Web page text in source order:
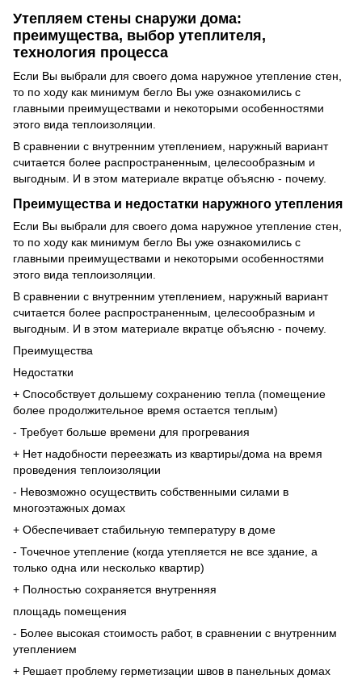
Утепляем стены снаружи дома:
преимущества, выбор утеплителя,
технология процесса
Если Вы выбрали для своего дома наружное утепление стен,
то по ходу как минимум бегло Вы уже ознакомились с
главными преимуществами и некоторыми особенностями
этого вида теплоизоляции.
В сравнении с внутренним утеплением, наружный вариант
считается более распространенным, целесообразным и
выгодным. И в этом материале вкратце объясню - почему.
Преимущества и недостатки наружного утепления
Если Вы выбрали для своего дома наружное утепление стен,
то по ходу как минимум бегло Вы уже ознакомились с
главными преимуществами и некоторыми особенностями
этого вида теплоизоляции.
В сравнении с внутренним утеплением, наружный вариант
считается более распространенным, целесообразным и
выгодным. И в этом материале вкратце объясню - почему.
Преимущества
Недостатки
+ Способствует дольшему сохранению тепла (помещение
более продолжительное время остается теплым)
- Требует больше времени для прогревания
+ Нет надобности переезжать из квартиры/дома на время
проведения теплоизоляции
- Невозможно осуществить собственными силами в
многоэтажных домах
+ Обеспечивает стабильную температуру в доме
- Точечное утепление (когда утепляется не все здание, а
только одна или несколько квартир)
+ Полностью сохраняется внутренняя
площадь помещения
- Более высокая стоимость работ, в сравнении с внутренним
утеплением
+ Решает проблему герметизации швов в панельных домах